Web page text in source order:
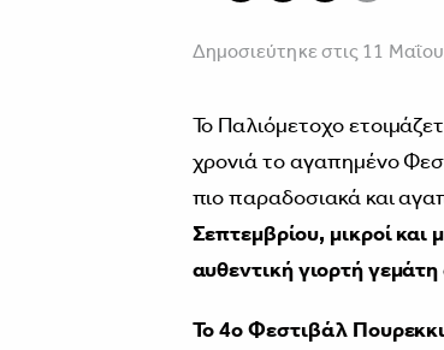
Δημοσιεύτηκε στις 11
Το Παλιόμετοχο
χρονιά το αγαπημένο
πιο παραδοσιακά και
Σεπτεμβρίου, μικροί
αυθεντική γιορτή
Το 4ο Φεστιβάλ